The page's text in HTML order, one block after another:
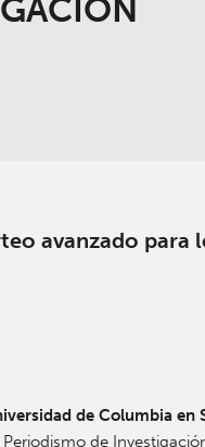
avanzado para
de Columbia
de